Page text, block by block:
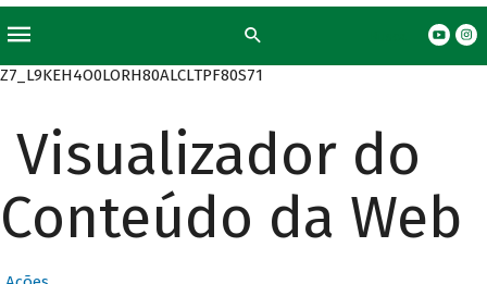
Z7_L9KEH4O0LORH80ALCLTPF80S71
Visualizador do
Conteúdo da Web